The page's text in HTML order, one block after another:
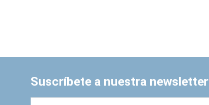
Suscríbete a nuestra newsletter